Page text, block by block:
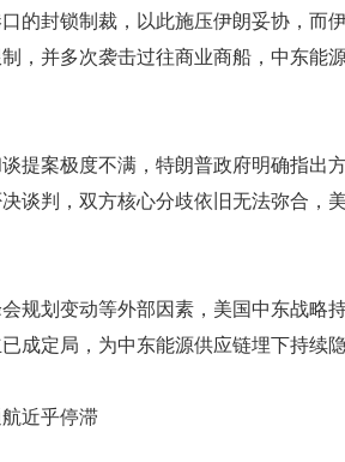
封锁制裁，以此施压伊朗妥协，而伊
，并多次袭击过往商业商船，中东能
案极度不满，特朗普政府明确指出方
谈判，双方核心分歧依旧无法弥合，
划变动等外部因素，美国中东战略
成定局，为中东能源供应链埋下持续隐
近乎停滞